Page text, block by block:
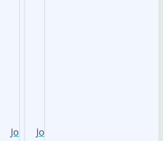
JohnnyJosy